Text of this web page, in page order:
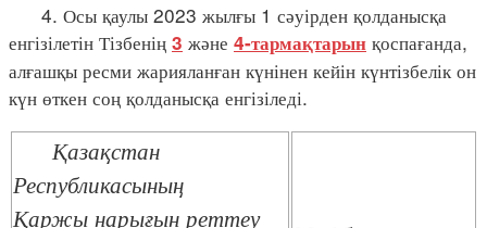
4. Осы қаулы 2023 жылғы 1 сәуірден қолданысқа
енгізілетін Тізбенің 3 және 4-тармақтарын қоспағанда,
алғашқы ресми жарияланған күнінен кейін күнтізбелік он
күн өткен соң қолданысқа енгізіледі.
Қазақстан
Республикасының
Қаржы нарығын реттеу